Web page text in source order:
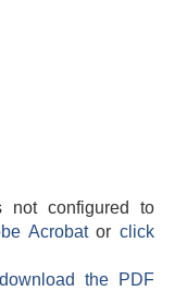
not configured to
Acrobatorclick
the PDF